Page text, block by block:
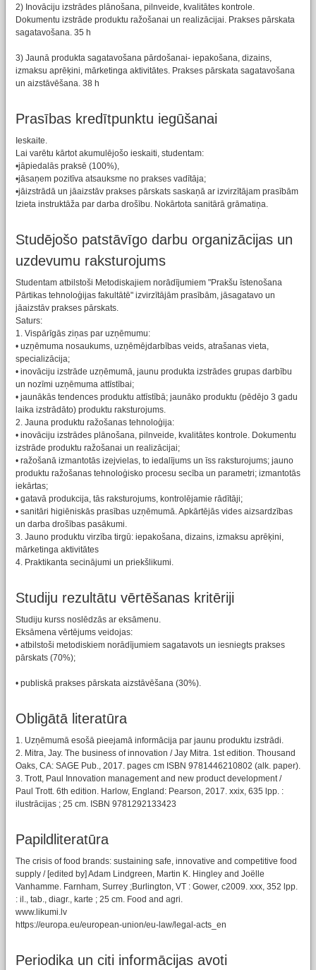
2) Inovāciju izstrādes plānošana, pilnveide, kvalitātes kontrole.
Dokumentu izstrāde produktu ražošanai un realizācijai. Prakses pārskata
sagatavošana. 35 h
3) Jaunā produkta sagatavošana pārdošanai- iepakošana, dizains,
izmaksu aprēķini, mārketinga aktivitātes. Prakses pārskata sagatavošana
un aizstāvēšana. 38 h
Prasības kredītpunktu iegūšanai
Ieskaite.
Lai varētu kārtot akumulējošo ieskaiti, studentam:
•jāpiedalās praksē (100%),
•jāsaņem pozitīva atsauksme no prakses vadītāja;
•jāizstrādā un jāaizstāv prakses pārskats saskaņā ar izvirzītājam prasībām
Izieta instruktāža par darba drošību. Nokārtota sanitārā grāmatiņa.
Studējošo patstāvīgo darbu organizācijas un
uzdevumu raksturojums
Studentam atbilstoši Metodiskajiem norādījumiem "Prakšu īstenošana
Pārtikas tehnoloģijas fakultātē" izvirzītājām prasībām, jāsagatavo un
jāaizstāv prakses pārskats.
Saturs:
1. Vispārīgās ziņas par uzņēmumu:
• uzņēmuma nosaukums, uzņēmējdarbības veids, atrašanas vieta,
specializācija;
• inovāciju izstrāde uzņēmumā, jaunu produkta izstrādes grupas darbību
un nozīmi uzņēmuma attīstībai;
• jaunākās tendences produktu attīstībā; jaunāko produktu (pēdējo 3 gadu
laika izstrādāto) produktu raksturojums.
2. Jauna produktu ražošanas tehnoloģija:
• inovāciju izstrādes plānošana, pilnveide, kvalitātes kontrole. Dokumentu
izstrāde produktu ražošanai un realizācijai;
• ražošanā izmantotās izejvielas, to iedalījums un īss raksturojums; jauno
produktu ražošanas tehnoloģisko procesu secība un parametri; izmantotās
iekārtas;
• gatavā produkcija, tās raksturojums, kontrolējamie rādītāji;
• sanitāri higiēniskās prasības uzņēmumā. Apkārtējās vides aizsardzības
un darba drošības pasākumi.
3. Jauno produktu virzība tirgū: iepakošana, dizains, izmaksu aprēķini,
mārketinga aktivitātes
4. Praktikanta secinājumi un priekšlikumi.
Studiju rezultātu vērtēšanas kritēriji
Studiju kurss noslēdzās ar eksāmenu.
Eksāmena vērtējums veidojas:
• atbilstoši metodiskiem norādījumiem sagatavots un iesniegts prakses
pārskats (70%);
• publiskā prakses pārskata aizstāvēšana (30%).
Obligātā literatūra
1. Uzņēmumā esošā pieejamā informācija par jaunu produktu izstrādi.
2. Mitra, Jay. The business of innovation / Jay Mitra. 1st edition. Thousand
Oaks, CA: SAGE Pub., 2017. pages cm ISBN 9781446210802 (alk. paper).
3. Trott, Paul Innovation management and new product development /
Paul Trott. 6th edition. Harlow, England: Pearson, 2017. xxix, 635 lpp. :
ilustrācijas ; 25 cm. ISBN 9781292133423
Papildliteratūra
The crisis of food brands: sustaining safe, innovative and competitive food
supply / [edited by] Adam Lindgreen, Martin K. Hingley and Joëlle
Vanhamme. Farnham, Surrey ;Burlington, VT : Gower, c2009. xxx, 352 lpp.
: il., tab., diagr., karte ; 25 cm. Food and agri.
www.likumi.lv
https://europa.eu/european-union/eu-law/legal-acts_en
Periodika un citi informācijas avoti